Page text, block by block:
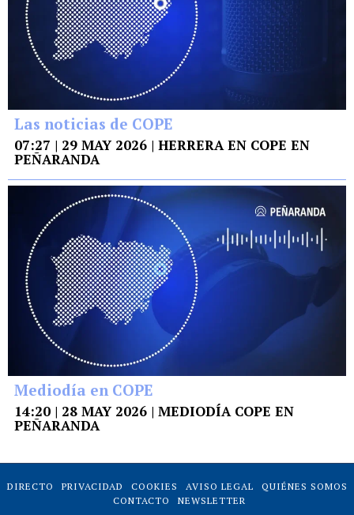
Las noticias de COPE
07:27 | 29 MAY 2026 | HERRERA EN COPE EN
PEÑARANDA
Mediodía en COPE
14:20 | 28 MAY 2026 | MEDIODÍA COPE EN
PEÑARANDA
DIRECTO PRIVACIDAD COOKIES AVISO LEGAL
QUIÉNES SOMOS
CONTACTO
NEWSLETTER